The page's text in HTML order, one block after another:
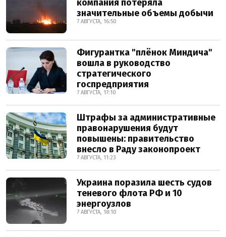
компания потеряла
значительные объемы добычи
7 АВГУСТА, 16:50
Фигурантка "плёнок Миндича"
вошла в руководство
стратегического
госпредприятия
7 АВГУСТА, 17:10
Штрафы за административные
правонарушения будут
повышены: правительство
внесло в Раду законопроект
7 АВГУСТА, 11:23
Украина поразила шесть судов
теневого флота РФ и 10
энергоузлов
7 АВГУСТА, 18:10